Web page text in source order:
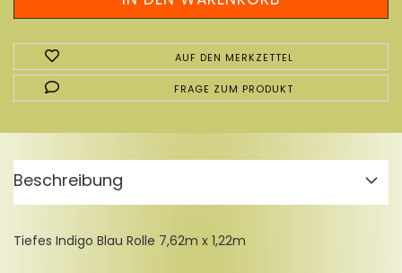
AUF DEN MERKZETTEL
FRAGE ZUM PRODUKT
Beschreibung
Tiefes Indigo Blau Rolle 7,62m x 1,22m